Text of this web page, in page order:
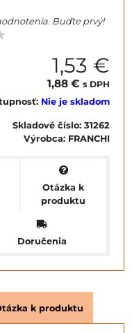
Buďte prvý!
1,53 €
1,88 € s DPH
Nie je skladom
Skladové číslo: 31262
Výrobca: FRANCHI
Otázka k
produktu
Doručenia
k produktu